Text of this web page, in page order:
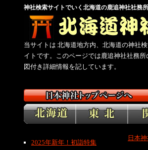
神社検索サイトでいく北海道の鹿追神社社務所
当サイトは 北海道地方内、北海道の神社
イトです。このページでは鹿追神社社務所
図付き詳細情報を記しています。
日本
2025年新年！初詣特集